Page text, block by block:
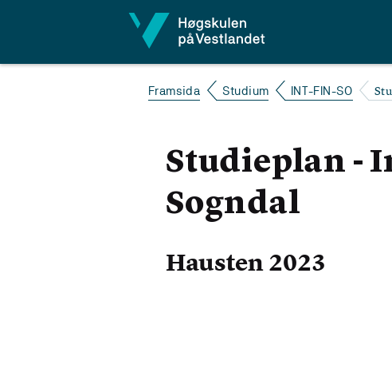
Framsida Studium INT-FIN-SO
Studieplan -
Sogndal
Hausten 2023